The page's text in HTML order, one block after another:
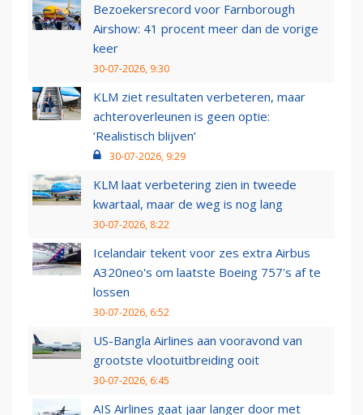
Bezoekersrecord voor Farnborough
Airshow: 41 procent meer dan de vorige
keer
30-07-2026, 9:30
KLM ziet resultaten verbeteren, maar
achteroverleunen is geen optie:
‘Realistisch blijven’
30-07-2026, 9:29
KLM laat verbetering zien in tweede
kwartaal, maar de weg is nog lang
30-07-2026, 8:22
Icelandair tekent voor zes extra Airbus
A320neo's om laatste Boeing 757's af te
lossen
30-07-2026, 6:52
US-Bangla Airlines aan vooravond van
grootste vlootuitbreiding ooit
30-07-2026, 6:45
AIS Airlines gaat jaar langer door met